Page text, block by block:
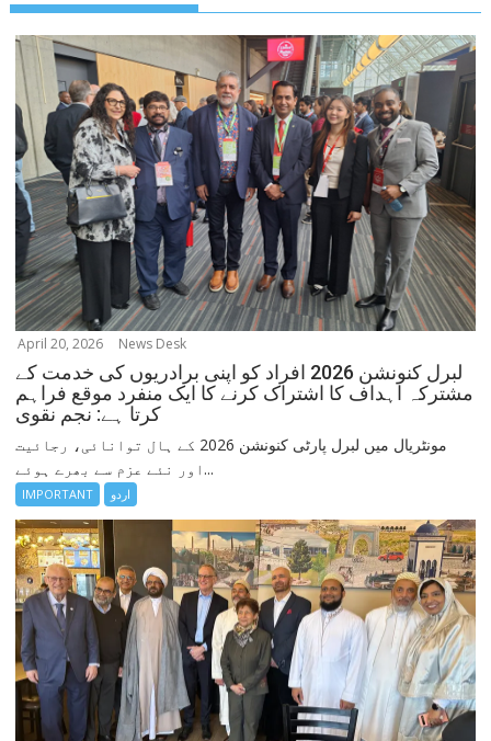
April 20, 2026 News Desk
لبرل کنونشن 2026 افراد کو اپنی برادریوں کی خدمت کے
مشترکہ اہداف کا اشتراک کرنے کا ایک منفرد موقع فراہم
کرتا ہے: نجم نقوی
مونٹریال میں لبرل پارٹی کنونشن 2026 کے ہال توانائی، رجائیت
اور نئے عزم سے بھرے ہوئے...
IMPORTANT اردو